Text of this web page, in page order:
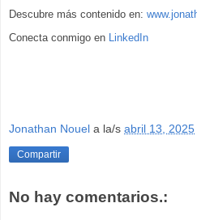
Descubre más contenido en:
Conecta conmigo en LinkedIn
Jonathan Nouel a la/s abril 13, 2025
Compartir
No hay comentarios.: